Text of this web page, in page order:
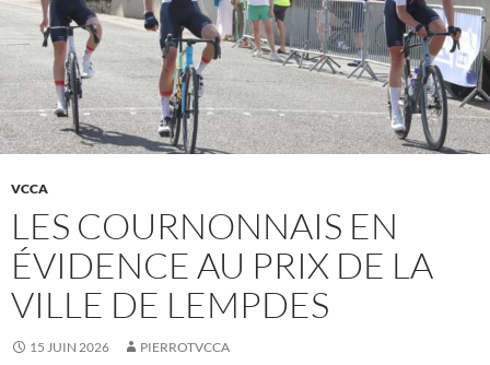
VCCA
LES COURNONNAIS EN
ÉVIDENCE AU PRIX DE LA
VILLE DE LEMPDES
15 JUIN 2026 PIERROTVCCA